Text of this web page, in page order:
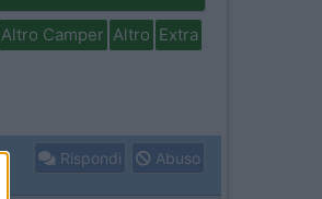
Altro Camper Altro Extra
Rispondi Abuso